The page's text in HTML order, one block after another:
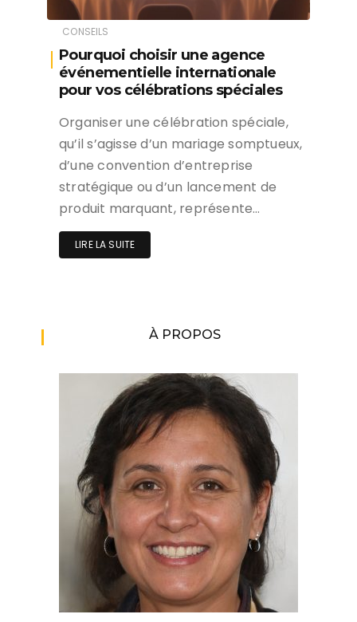
CONSEILS
Pourquoi choisir une agence
événementielle internationale
pour vos célébrations spéciales
Organiser une célébration spéciale,
qu’il s’agisse d’un mariage somptueux,
d’une convention d’entreprise
stratégique ou d’un lancement de
produit marquant, représente…
LIRE LA SUITE
À PROPOS